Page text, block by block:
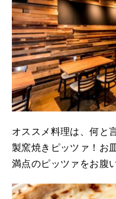
オススメ料理は、何と
製窯焼きピッツァ！お
満点のピッツァをお腹